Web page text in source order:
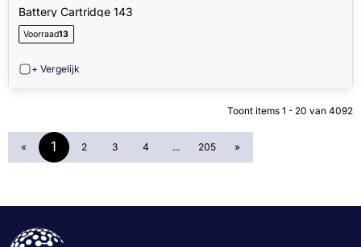
Battery Cartridge 143
Voorraad13
+ Vergelijk
Toont items 1 - 20 van 4092
« 1 2 3 4 ... 205 »